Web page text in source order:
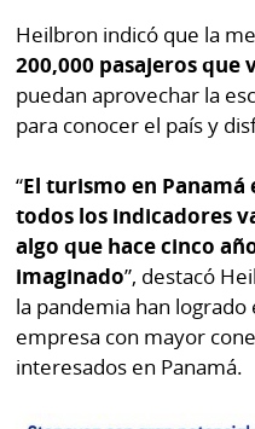
Heilbron indicó que la
200,000 pasajeros que
puedan aprovechar la
para conocer el país y
“El turismo en
todos los indicadores
algo que hace cinco
imaginado”, destacó
la pandemia han
empresa con mayor
interesados en Panamá.